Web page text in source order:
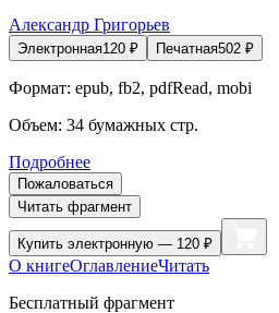
Александр Григорьев
Электронная120 ₽ Печатная502 ₽
Формат: epub, fb2, pdfRead, mobi
Объем: 34 бумажных стр.
Подробнее
Пожаловаться
Читать фрагмент
Купить электронную — 120 ₽
О книгеОглавлениеЧитать
Бесплатный фрагмент